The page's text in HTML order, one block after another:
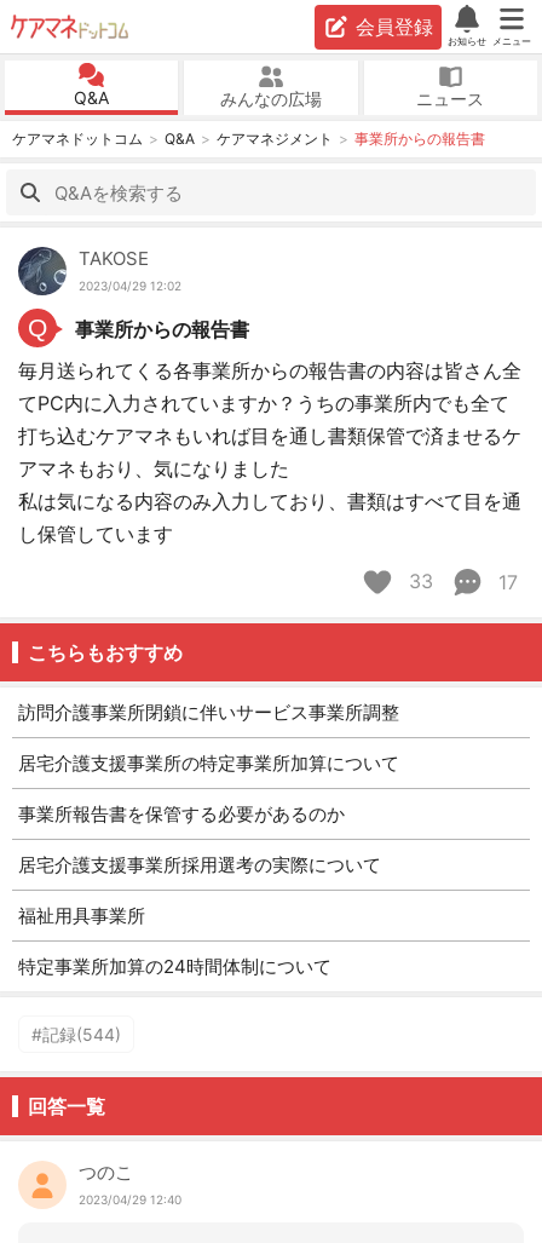
会員登録
お知らせ メニュー
Q&A みんなの広場 ニュース
ケアマネドットコム Q&A ケアマネジメント 事業所からの報告書
TAKOSE
2023/04/29 12:02
Q
事業所からの報告書
毎月送られてくる各事業所からの報告書の内容は皆さん全
てPC内に入力されていますか？うちの事業所内でも全て
打ち込むケアマネもいれば目を通し書類保管で済ませるケ
アマネもおり、気になりました
私は気になる内容のみ入力しており、書類はすべて目を通
し保管しています
33
17
こちらもおすすめ
訪問介護事業所閉鎖に伴いサービス事業所調整
居宅介護支援事業所の特定事業所加算について
事業所報告書を保管する必要があるのか
居宅介護支援事業所採用選考の実際について
福祉用具事業所
特定事業所加算の24時間体制について
#記録(544)
回答一覧
つのこ
2023/04/29 12:40